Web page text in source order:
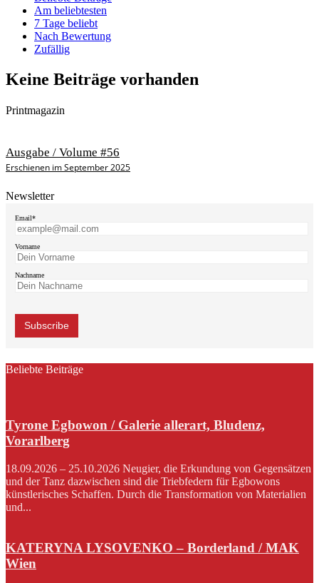
Am beliebtesten
7 Tage beliebt
Nach Bewertung
Zufällig
Keine Beiträge vorhanden
Printmagazin
Ausgabe / Volume #56
Erschienen im September 2025
Newsletter
Email*
Vorname
Nachname
Beliebte Beiträge
Tyrone Egbowon / Galerie allerart, Bludenz,
Vorarlberg
18.09.2026 – 25.10.2026 Neugier, die Erkundung von Gegensätzen
und der Tanz dazwischen sind die Triebfedern für Egbowons
künstlerisches Schaffen. Durch die Transformation von Materialien
und...
KATERYNA LYSOVENKO – Borderland / MAK
Wien